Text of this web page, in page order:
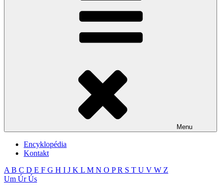
Menu
Encyklopédia
Kontakt
A B C D E F G H I J K L M N O PR S T U V W Z
Um ÚrÚs